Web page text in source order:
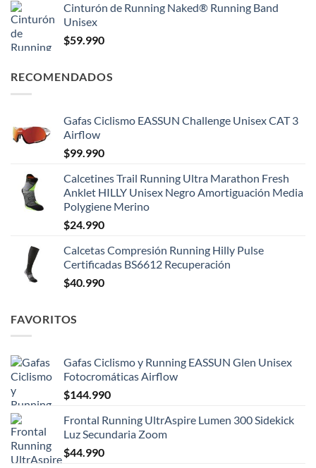
Cinturón de Running Naked® Running Band
Unisex
$59.990
RECOMENDADOS
Gafas Ciclismo EASSUN Challenge Unisex CAT 3
Airflow
$99.990
Calcetines Trail Running Ultra Marathon Fresh
Anklet HILLY Unisex Negro Amortiguación Media
Polygiene Merino
$24.990
Calcetas Compresión Running Hilly Pulse
Certificadas BS6612 Recuperación
$40.990
FAVORITOS
Gafas Ciclismo y Running EASSUN Glen Unisex
Fotocromáticas Airflow
$144.990
Frontal Running UltrAspire Lumen 300 Sidekick
Luz Secundaria Zoom
$44.990